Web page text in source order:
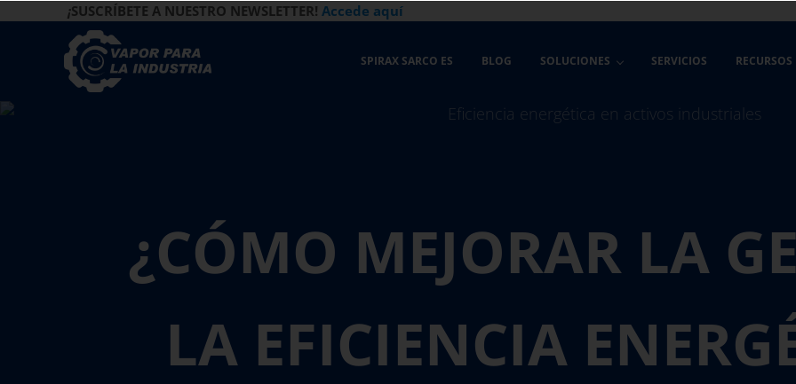
Saltar al contenido principal
Saltar a la navegación de la derecha de la cabecera
Saltar al pie de página del sitio
¡SUSCRÍBETE A NUESTRO NEWSLETTER! Accede aquí
SPIRAX SARCO ES BLOG SOLUCIONES SERVICIOS RECURSOS
¿CÓMO MEJORAR LA
LA EFICIENCIA